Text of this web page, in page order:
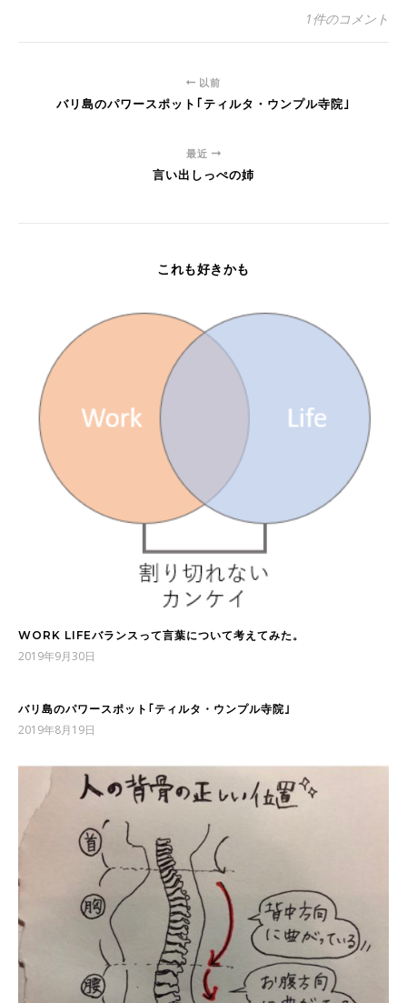
1件のコメント
以前
バリ島のパワースポット｢ティルタ・ウンプル寺院｣
最近
言い出しっぺの姉
これも好きかも
WORK LIFEバランスって言葉について考えてみた。
2019年9月30日
バリ島のパワースポット｢ティルタ・ウンプル寺院｣
2019年8月19日